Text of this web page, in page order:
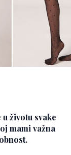
životu svake
mami važna